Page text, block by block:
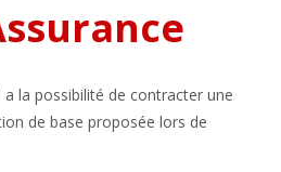
a la possibilité de contracter une
de base proposée lors de